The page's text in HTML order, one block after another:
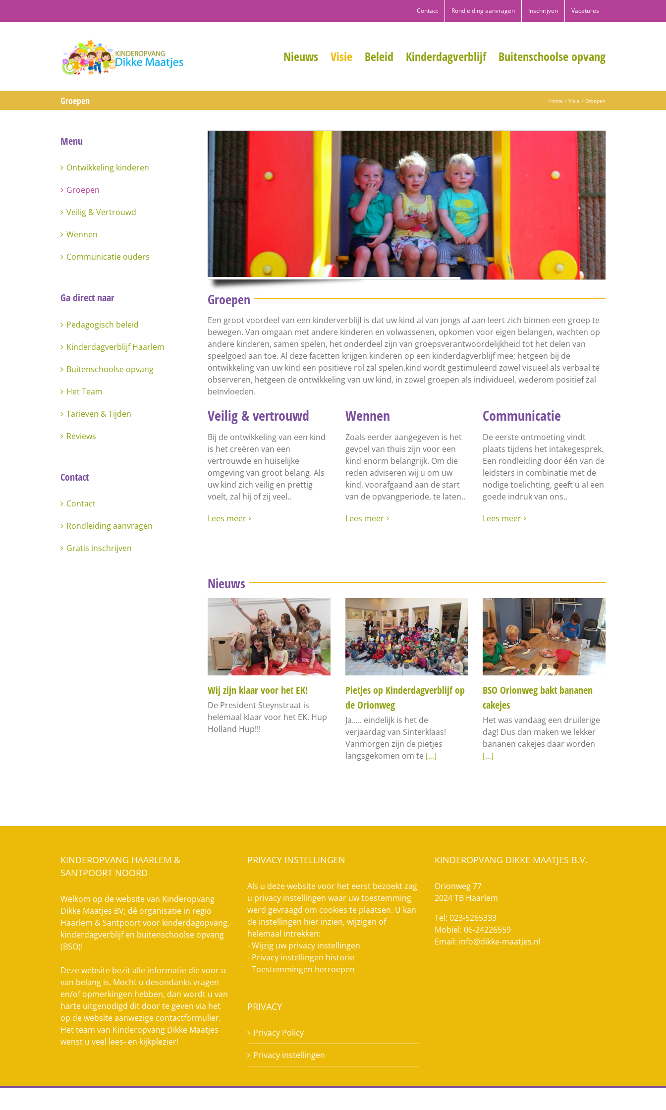
Contact Rondleiding aanvragen Inschrijven Vacatures
Nieuws Visie Beleid Kinderdagverblijf Buitenschoolse opvang
Groepen Home Visie Groepen
Groepen
Een groot voordeel van een kinderverblijf is dat uw kind al van jongs af aan leert zich binnen een groep te
bewegen. Van omgaan met andere kinderen en volwassenen, opkomen voor eigen belangen, wachten op
andere kinderen, samen spelen, het onderdeel zijn van groepsverantwoordelijkheid tot het delen van
speelgoed aan toe. Al deze facetten krijgen kinderen op een kinderdagverblijf mee; hetgeen bij de
ontwikkeling van uw kind een positieve rol zal spelen.kind wordt gestimuleerd zowel visueel als verbaal te
observeren, hetgeen de ontwikkeling van uw kind, in zowel groepen als individueel, wederom positief zal
beïnvloeden.
Veilig & vertrouwd
Bij de ontwikkeling van een kind
is het creëren van een
vertrouwde en huiselijke
omgeving van groot belang. Als
uw kind zich veilig en prettig
voelt, zal hij of zij veel..
Lees meer
Wennen
Zoals eerder aangegeven is het
gevoel van thuis zijn voor een
kind enorm belangrijk. Om die
reden adviseren wij u om uw
kind, voorafgaand aan de start
van de opvangperiode, te laten..
Lees meer
Communicatie
De eerste ontmoeting vindt
plaats tijdens het intakegesprek.
Een rondleiding door één van de
leidsters in combinatie met de
nodige toelichting, geeft u al een
goede indruk van ons..
Lees meer
Nieuws
Wij zijn klaar voor het EK!
De President Steynstraat is
helemaal klaar voor het EK. Hup
Holland Hup!!!
Pietjes op Kinderdagverblijf op
de Orionweg
Ja..... eindelijk is het de
verjaardag van Sinterklaas!
Vanmorgen zijn de pietjes
langsgekomen om te [...]
BSO Orionweg bakt bananen
cakejes
Het was vandaag een druilerige
dag! Dus dan maken we lekker
bananen cakejes daar worden
[...]
Menu
Ontwikkeling kinderen
Groepen
Veilig & Vertrouwd
Wennen
Communicatie ouders
Ga direct naar
Pedagogisch beleid
Kinderdagverblijf Haarlem
Buitenschoolse opvang
Het Team
Tarieven & Tijden
Reviews
Contact
Contact
Rondleiding aanvragen
Gratis inschrijven
KINDEROPVANG HAARLEM &
SANTPOORT NOORD
Welkom op de website van Kinderopvang
Dikke Maatjes BV; dé organisatie in regio
Haarlem & Santpoort voor kinderdagopvang,
kinderdagverblijf en buitenschoolse opvang
(BSO)!
Deze website bezit alle informatie die voor u
van belang is. Mocht u desondanks vragen
en/of opmerkingen hebben, dan wordt u van
harte uitgenodigd dit door te geven via het
op de website aanwezige contactformulier.
Het team van Kinderopvang Dikke Maatjes
wenst u veel lees- en kijkplezier!
PRIVACY INSTELLINGEN
Als u deze website voor het eerst bezoekt zag
u privacy instellingen waar uw toestemming
werd gevraagd om cookies te plaatsen. U kan
de instellingen hier inzien, wijzigen of
helemaal intrekken:
-Wijzig uw privacy instellingen
- Privacy instellingen historie
-Toestemmingen herroepen
PRIVACY
Privacy Policy
Privacy instellingen
KINDEROPVANG DIKKE MAATJES B.V.
Orionweg 77
2024 TB Haarlem
Tel: 023-5265333
Mobiel: 06-24226559
Email: info@dikke-maatjes.nl